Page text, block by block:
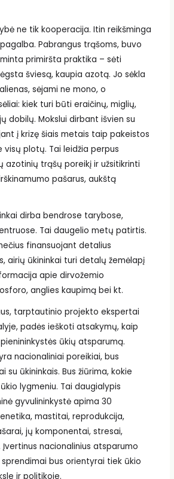
ne tik kooperacija. Itin reikšminga
Pabrangus trąšoms, buvo
primiršta praktika – sėti
šviesą, kaupia azotą. Jo sėkla
sėjami ne mono, o
kiek turi būti eraičinų, miglių,
dobilų. Mokslui dirbant išvien su
į krizę šiais metais taip pakeistos
visų plotų. Tai leidžia perpus
azotinių trąšų poreikį ir užsitikrinti
pašarus, aukštą
dirba bendrose tarybose,
Tai daugelio metų patirtis.
finansuojant detalius
airių ūkininkai turi detalų žemėlapį
apie dirvožemio
anglies kaupimą bei kt.
tarptautinio projekto ekspertai
padės ieškoti atsakymų, kaip
ūkių atsparumą.
nacionaliniai poreikiai, bus
su ūkininkais. Bus žiūrima, kokie
lygmeniu. Tai daugialypis
gyvulininkystė apima 30
mastitai, reprodukcija,
jų komponentai, stresai,
nacionalinius atsparumo
bus orientyrai tiek ūkio
ir politikoje.